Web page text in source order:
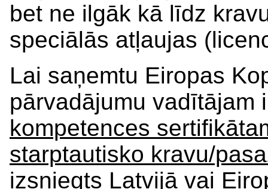
bet ne ilgāk kā līdz
speciālās atļaujas
Lai saņemtu Eiropas
pārvadājumu vadītājam
kompetences
starptautisko kravu/
izsniegts Latvijā vai